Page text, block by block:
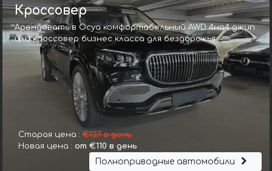
Кроссовер
Арендовать в Осуа комфортабельный AWD 4на4 джип
или кроссовер бизнес класса для бездорожья
Старая цена : €127 в день
Новая цена : от €110 в день
Полноприводные автомобили